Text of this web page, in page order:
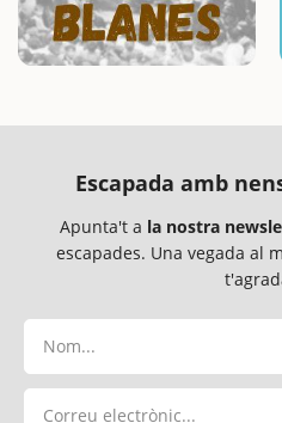
Escapada amb
Apunta't a la nostra
escapades. Una vegada al